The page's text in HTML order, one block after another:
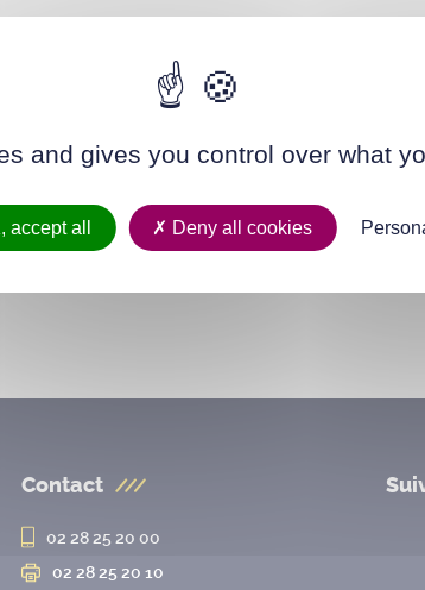
Contact
02 28 25 20 00
02 28 25 20 10
and gives you control over what
accept all Deny all cookies